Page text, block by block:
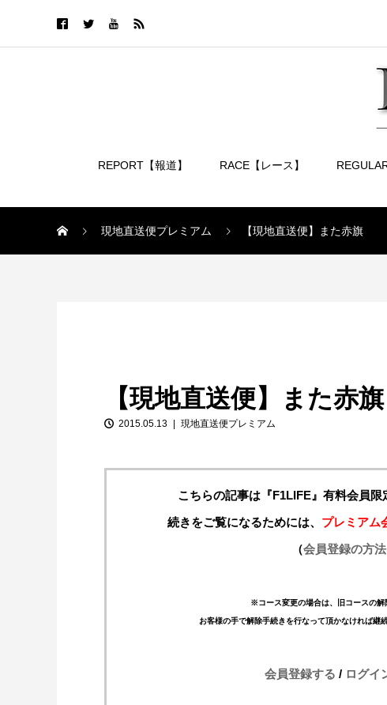
REPORT【報道】 RACE【レース】
現地直送便プレミアム 【現地直送便】また赤旗
【現地直送便】また赤旗
2015.05.13 現地直送便プレミアム
こちらの記事は『F1LIFE』有料会員限
続きをご覧になるためには、 プレミアム
（会員登録の方
※コース変更の場合は、旧コースの解
お客様の手で解除手続きを行なって頂かなければ継
会員登録する / ログイ
【特別企画】2026年ホンダの現在地
①「アストンマーティンとの交渉4...